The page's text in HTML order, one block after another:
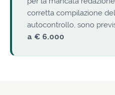
corretta compilazione
autocontrollo, sono
a € 6.000